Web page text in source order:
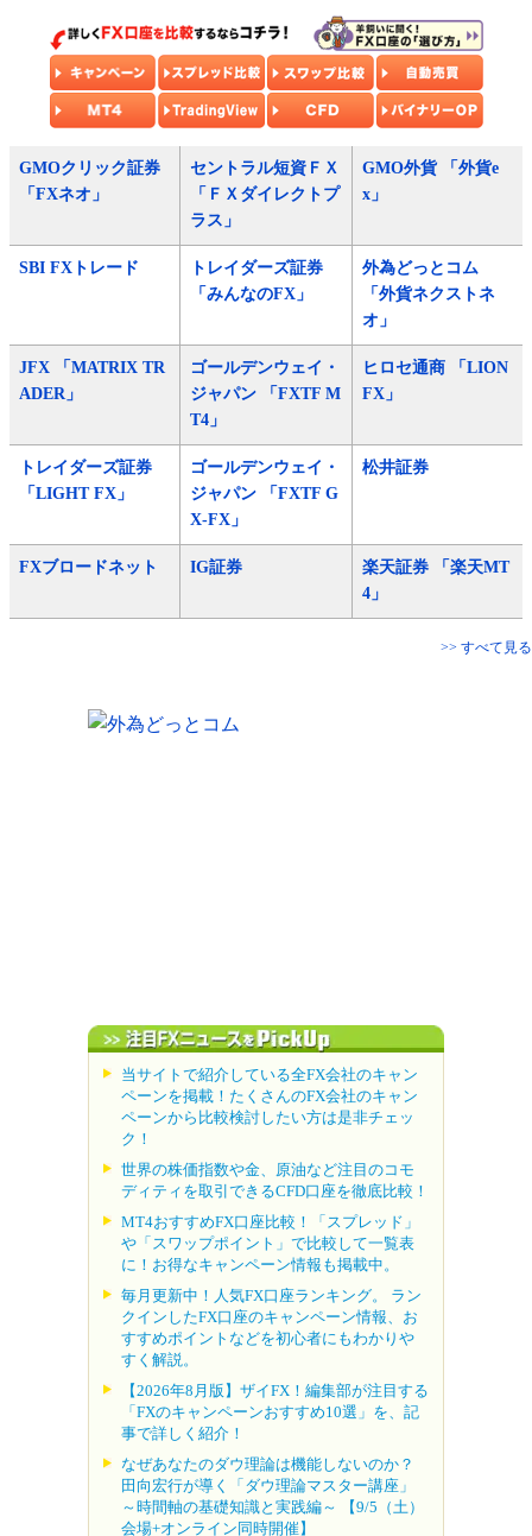
GMOクリック証券
「FXネオ」
セントラル短資ＦＸ
「ＦＸダイレクトプ
ラス」
GMO外貨 「外貨e
x」
SBI FXトレード
トレイダーズ証券
「みんなのFX」
外為どっとコム
「外貨ネクストネ
オ」
JFX 「MATRIX TR
ADER」
ゴールデンウェイ・
ジャパン 「FXTF M
T4」
ヒロセ通商 「LION
FX」
トレイダーズ証券
「LIGHT FX」
ゴールデンウェイ・
ジャパン 「FXTF G
X-FX」
松井証券
FXブロードネット IG証券
楽天証券 「楽天MT
4」
>> すべて見る
当サイトで紹介している全FX会社のキャン
ペーンを掲載！たくさんのFX会社のキャン
ペーンから比較検討したい方は是非チェッ
ク！
世界の株価指数や金、原油など注目のコモ
ディティを取引できるCFD口座を徹底比較！
MT4おすすめFX口座比較！「スプレッド」
や「スワップポイント」で比較して一覧表
に！お得なキャンペーン情報も掲載中。
毎月更新中！人気FX口座ランキング。 ラン
クインしたFX口座のキャンペーン情報、お
すすめポイントなどを初心者にもわかりや
すく解説。
【2026年8月版】ザイFX！編集部が注目する
「FXのキャンペーンおすすめ10選」を、記
事で詳しく紹介！
なぜあなたのダウ理論は機能しないのか？
田向宏行が導く「ダウ理論マスター講座」
～時間軸の基礎知識と実践編～ 【9/5（土）
会場+オンライン同時開催】